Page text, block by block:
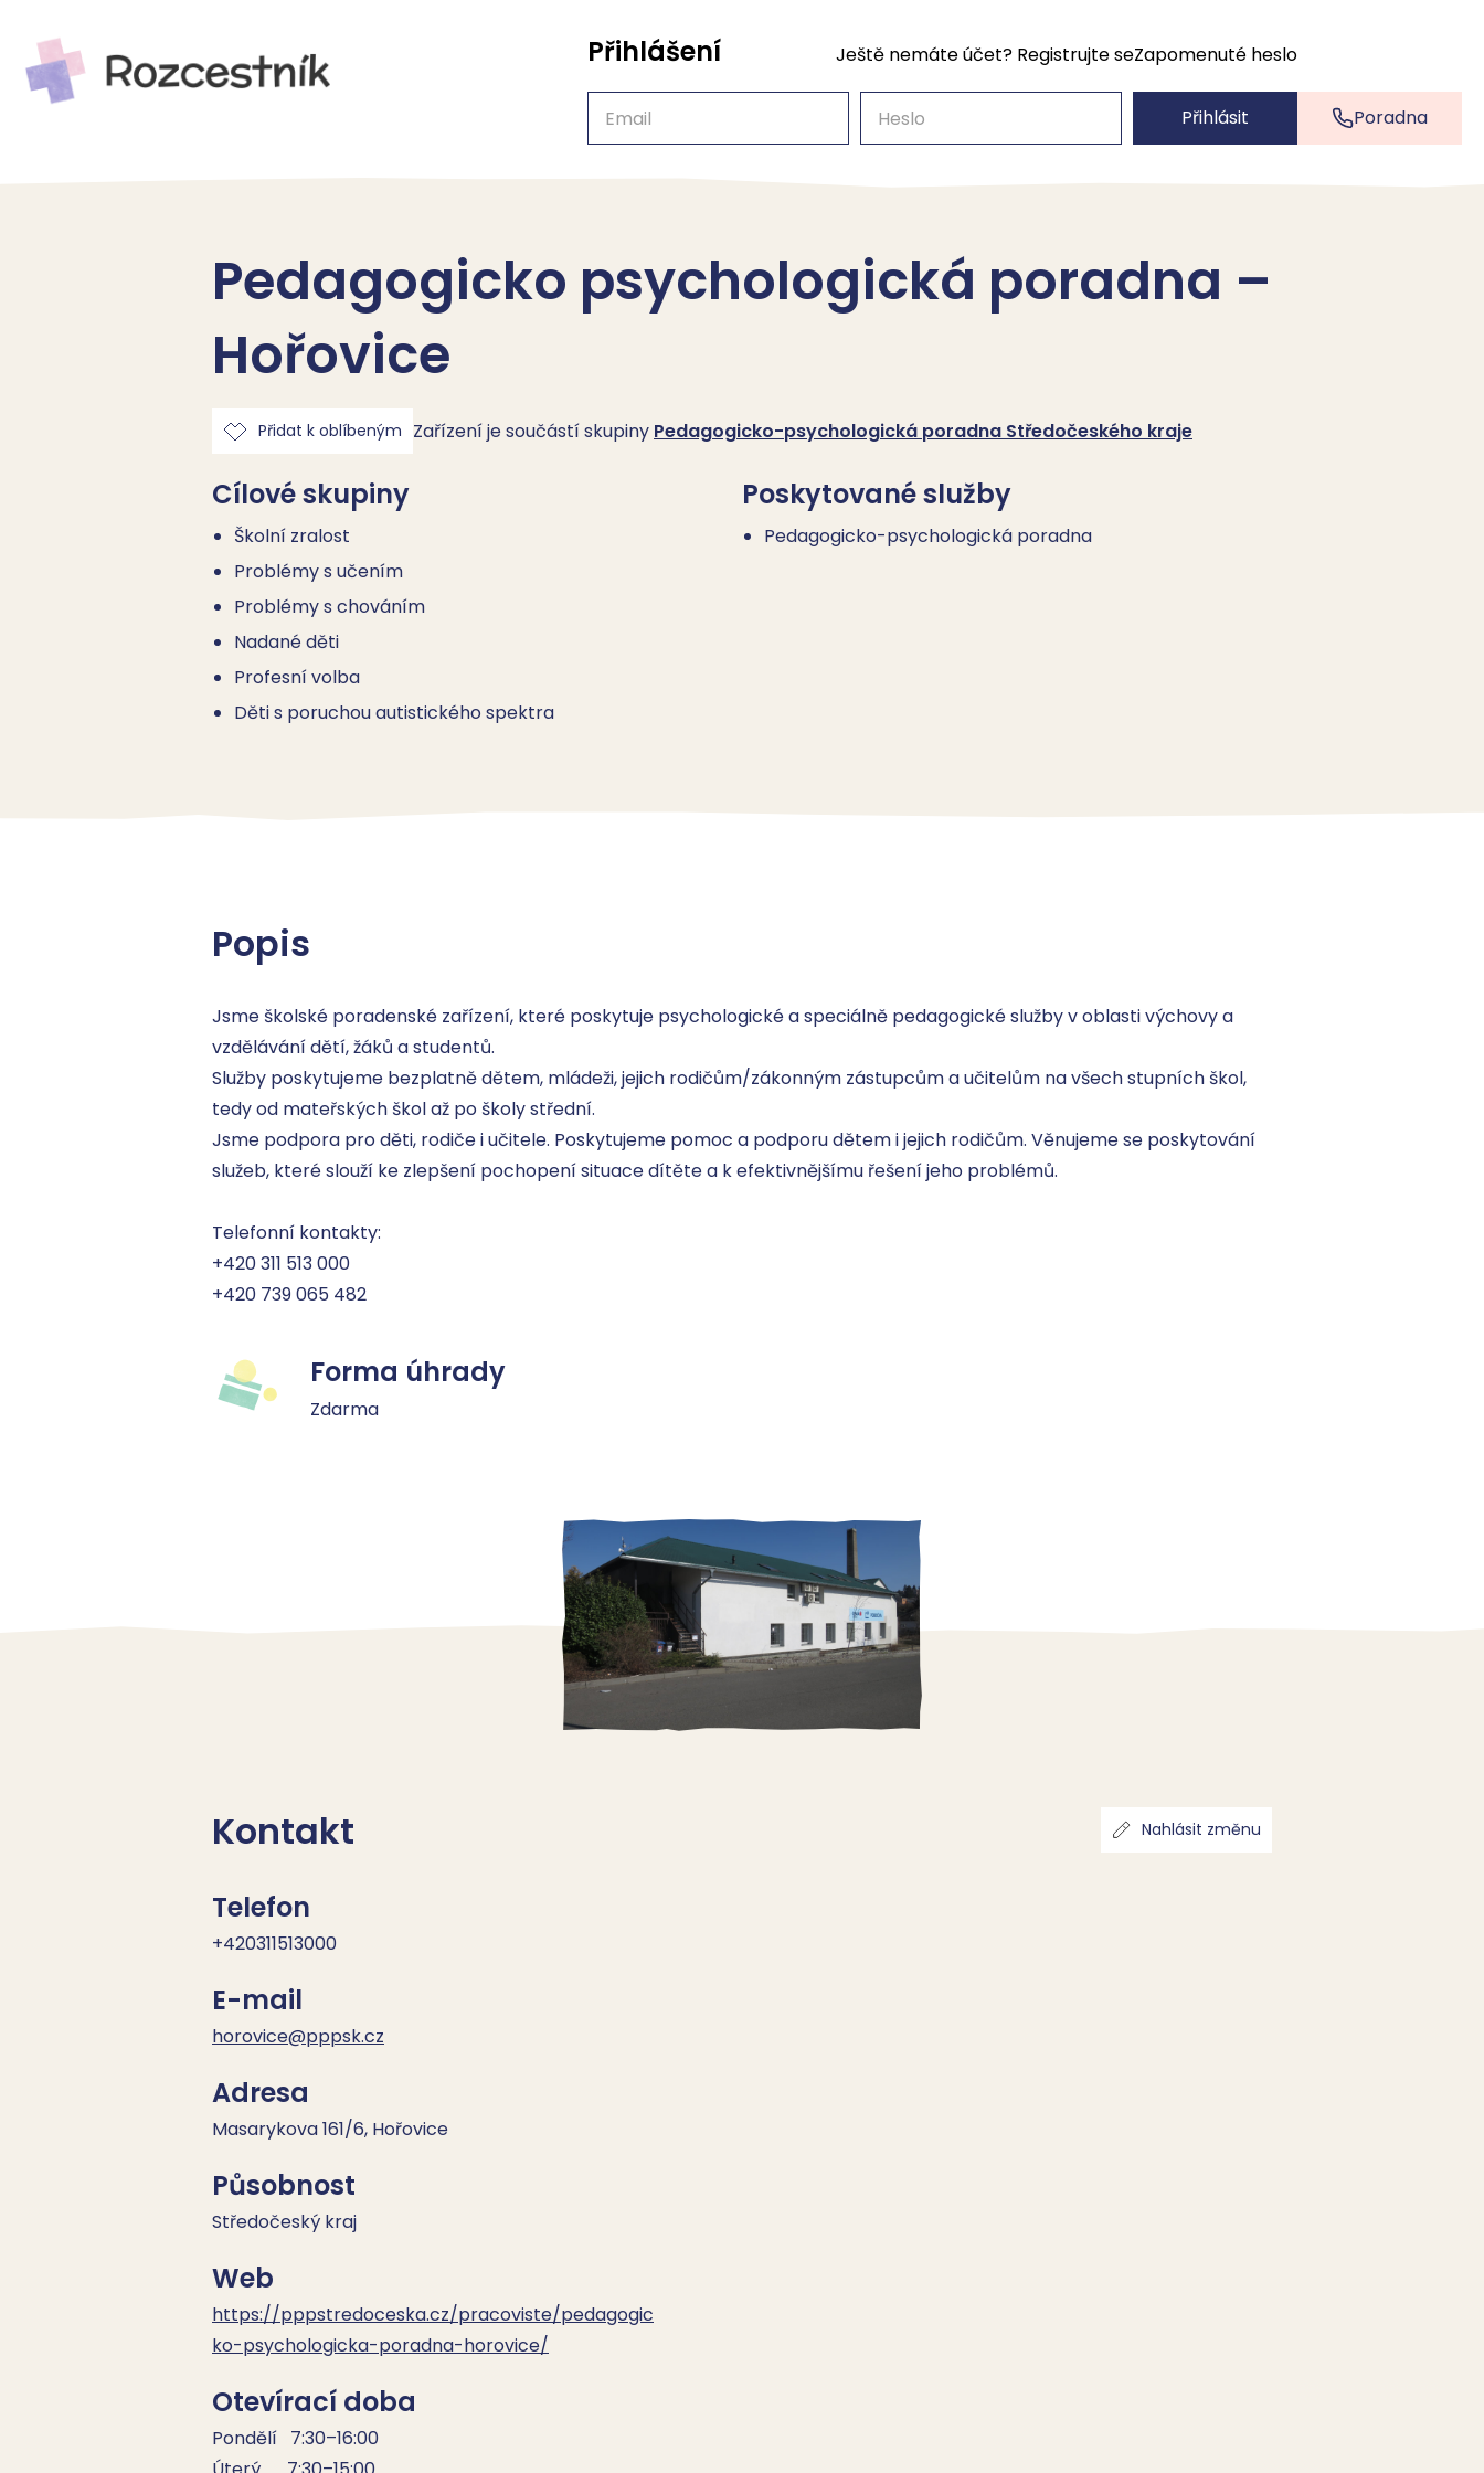
Poradna
Přihlášení Ještě nemáte účet? Registrujte seZapomenuté heslo
Přihlásit
Pedagogicko psychologická poradna –
Hořovice
Přidat k oblíbeným Zařízení je součástí skupiny Pedagogicko-psychologická poradna Středočeského kraje
Cílové skupiny
Školní zralost
Problémy s učením
Problémy s chováním
Nadané děti
Profesní volba
Děti s poruchou autistického spektra
Poskytované služby
Pedagogicko-psychologická poradna
Popis
Jsme školské poradenské zařízení, které poskytuje psychologické a speciálně pedagogické služby v oblasti výchovy a
vzdělávání dětí, žáků a studentů.
Služby poskytujeme bezplatně dětem, mládeži, jejich rodičům/zákonným zástupcům a učitelům na všech stupních škol,
tedy od mateřských škol až po školy střední.
Jsme podpora pro děti, rodiče i učitele. Poskytujeme pomoc a podporu dětem i jejich rodičům. Věnujeme se poskytování
služeb, které slouží ke zlepšení pochopení situace dítěte a k efektivnějšímu řešení jeho problémů.
Telefonní kontakty:
+420 311 513 000
+420 739 065 482
Forma úhrady
Zdarma
Kontakt Nahlásit změnu
Telefon
+420311513000
E-mail
horovice@pppsk.cz
Adresa
Masarykova 161/6, Hořovice
Působnost
Středočeský kraj
Web
https://pppstredoceska.cz/pracoviste/pedagogic
ko-psychologicka-poradna-horovice/
Otevírací doba
Pondělí   7:30–16:00